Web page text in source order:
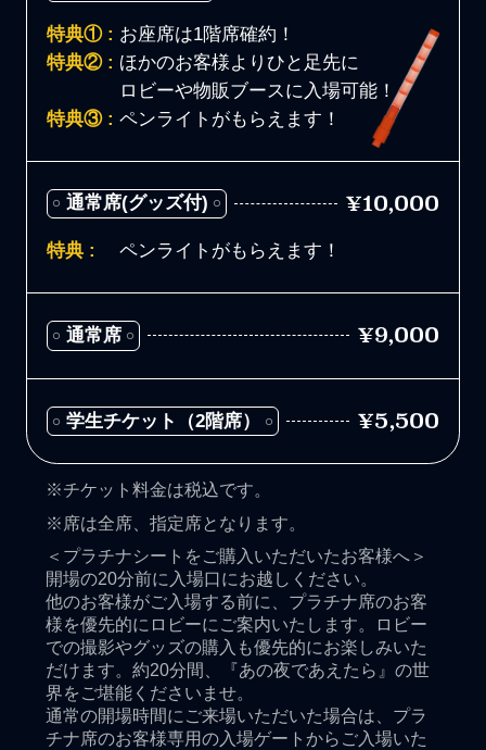
特典① : お座席は1階席確約！
特典② : ほかのお客様よりひと足先に
ロビーや物販ブースに入場可能！
特典③ : ペンライトがもらえます！
通常席(グッズ付) ¥10,000
特典 : ペンライトがもらえます！
通常席 ¥9,000
学生チケット（2階席） ¥5,500
※チケット料金は税込です。
※席は全席、指定席となります。
＜プラチナシートをご購入いただいたお客様へ＞
開場の20分前に入場口にお越しください。
他のお客様がご入場する前に、プラチナ席のお客
様を優先的にロビーにご案内いたします。ロビー
での撮影やグッズの購入も優先的にお楽しみいた
だけます。約20分間、『あの夜であえたら』の世
界をご堪能くださいませ。
通常の開場時間にご来場いただいた場合は、プラ
チナ席のお客様専用の入場ゲートからご入場いた